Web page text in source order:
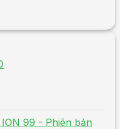
99 - Phiên bản